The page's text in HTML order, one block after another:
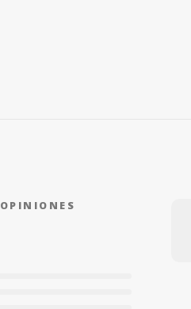
OPINIONES